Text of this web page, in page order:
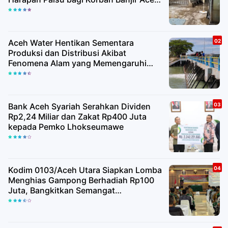
Utara
Aceh Water Hentikan Sementara
Produksi dan Distribusi Akibat
Fenomena Alam yang Memengaruhi
Kualitas Air Baku
Bank Aceh Syariah Serahkan Dividen
Rp2,24 Miliar dan Zakat Rp400 Juta
kepada Pemko Lhokseumawe
Kodim 0103/Aceh Utara Siapkan Lomba
Menghias Gampong Berhadiah Rp100
Juta, Bangkitkan Semangat
Kemerdekaan hingga Pelosok Desa